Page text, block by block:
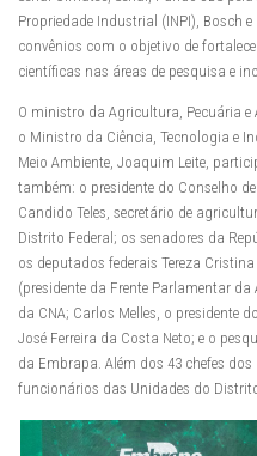
Propriedade Industrial (INPI), Bosch
convênios com o objetivo de
científicas nas áreas de pesquisa e
O ministro da Agricultura, Pecuária
o Ministro da Ciência, Tecnologia e
Meio Ambiente, Joaquim Leite,
também: o presidente do Conselho
Candido Teles, secretário de
Distrito Federal; os senadores da
os deputados federais Tereza
(presidente da Frente Parlamentar
da CNA; Carlos Melles, o presidente
José Ferreira da Costa Neto; e o
da Embrapa. Além dos 43 chefes
funcionários das Unidades do